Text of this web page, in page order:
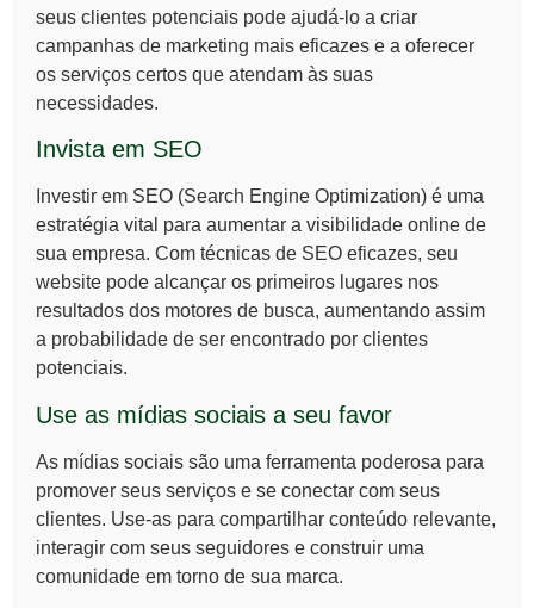
seus clientes potenciais pode ajudá-lo a criar
campanhas de marketing mais eficazes e a oferecer
os serviços certos que atendam às suas
necessidades.
Invista em SEO
Investir em SEO (Search Engine Optimization) é uma
estratégia vital para aumentar a visibilidade online de
sua empresa. Com técnicas de SEO eficazes, seu
website pode alcançar os primeiros lugares nos
resultados dos motores de busca, aumentando assim
a probabilidade de ser encontrado por clientes
potenciais.
Use as mídias sociais a seu favor
As mídias sociais são uma ferramenta poderosa para
promover seus serviços e se conectar com seus
clientes. Use-as para compartilhar conteúdo relevante,
interagir com seus seguidores e construir uma
comunidade em torno de sua marca.